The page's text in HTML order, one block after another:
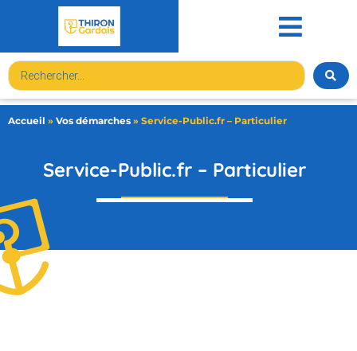
Accueil » Vos démarches » Service-Public.fr – Particulier
Service-Public.fr – Particulier